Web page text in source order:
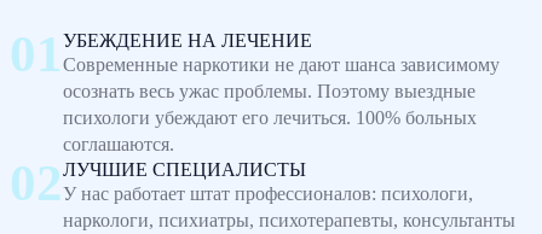
УБЕЖДЕНИЕ НА ЛЕЧЕНИЕ
Современные наркотики не дают шанса зависимому
осознать весь ужас проблемы. Поэтому выездные
психологи убеждают его лечиться. 100% больных
соглашаются.
ЛУЧШИЕ СПЕЦИАЛИСТЫ
У нас работает штат профессионалов: психологи,
наркологи, психиатры, психотерапевты, консультанты